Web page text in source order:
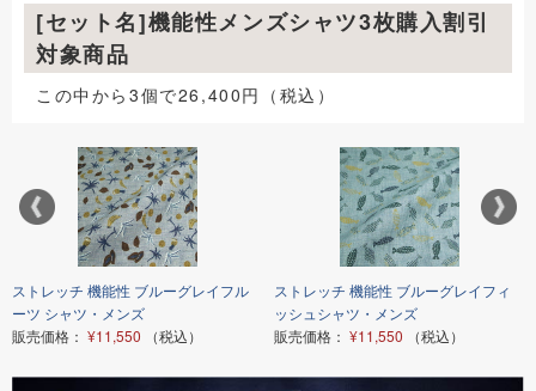
[セット名]機能性メンズシャツ3枚購入割引
対象商品
この中から3個で26,400円（税込）
ストレッチ 機能性 ブルーグレイフル
ーツ シャツ・メンズ
販売価格： ¥11,550 （税込）
ストレッチ 機能性 ブルーグレイフィ
ッシュシャツ・メンズ
販売価格： ¥11,550 （税込）